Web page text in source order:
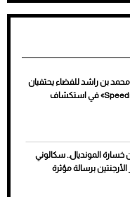
أشهر
بن راشد للفضاء يحتفيان
بإرث «Speedmaster» في استكشاف
المونديال.. سكالوني
برسالة مؤثرة